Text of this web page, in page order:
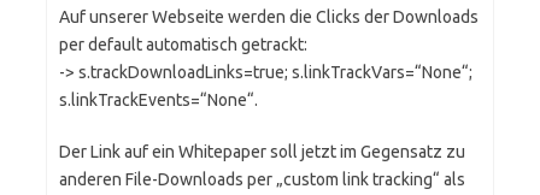
Auf unserer Webseite werden die Clicks der Downloads
per default automatisch getrackt:
-> s.trackDownloadLinks=true; s.linkTrackVars=“None“;
s.linkTrackEvents=“None“.
Der Link auf ein Whitepaper soll jetzt im Gegensatz zu
anderen File-Downloads per „custom link tracking“ als